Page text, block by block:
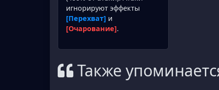
игнорируют эффекты
[Перехват] и
[Очарование].
Также